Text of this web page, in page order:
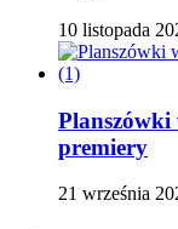
10 listopada
Planszówki
premiery
21 września